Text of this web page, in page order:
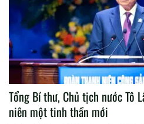
Tổng Bí thư, Chủ tịch nước Tô
niên một tinh thần mới